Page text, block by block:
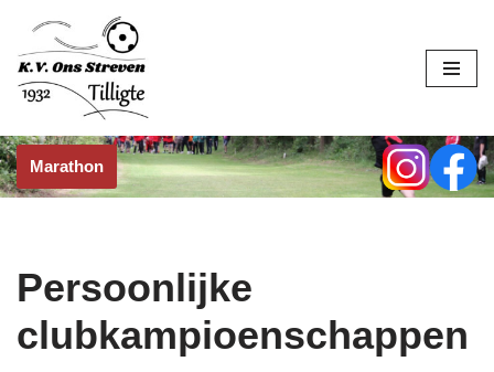
Skip
to
Marathon
Persoonlijke
clubkampioenschappen